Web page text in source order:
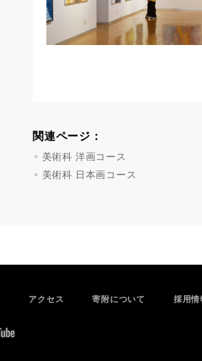
関連ページ：
美術科 洋画コース
美術科 日本画コース
アクセス 寄附について 採用情